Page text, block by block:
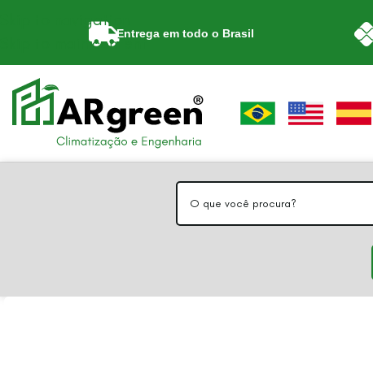
Skip to navigation
Skip to main content
Entrega em todo o Brasil